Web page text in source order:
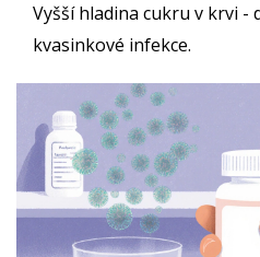
Vyšší hladina cukru v krvi -
kvasinkové infekce.